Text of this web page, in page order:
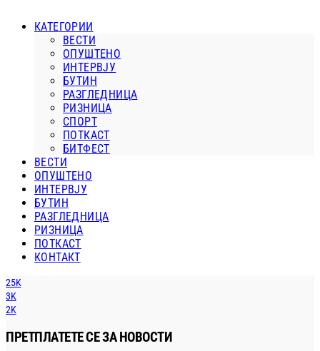
КАТЕГОРИИ
ВЕСТИ
ОПУШТЕНО
ИНТЕРВЈУ
БУТИН
РАЗГЛЕДНИЦА
РИЗНИЦА
СПОРТ
ПОТКАСТ
БИТФЕСТ
ВЕСТИ
ОПУШТЕНО
ИНТЕРВЈУ
БУТИН
РАЗГЛЕДНИЦА
РИЗНИЦА
ПОТКАСТ
КОНТАКТ
25K
3K
2K
ПРЕТПЛАТЕТЕ СЕ ЗА НОВОСТИ